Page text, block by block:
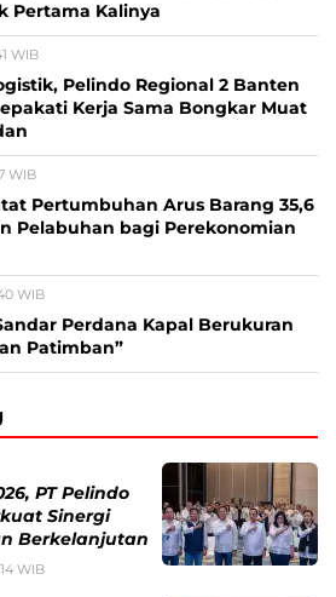
Pertama Kalinya
WIB
Pelindo Regional 2 Banten
Kerja Sama Bongkar Muat
WIB
Pertumbuhan Arus Barang 35,6
Pelabuhan bagi Perekonomian
WIB
Perdana Kapal Berukuran
Patimban”
PT Pelindo
Sinergi
Berkelanjutan
WIB